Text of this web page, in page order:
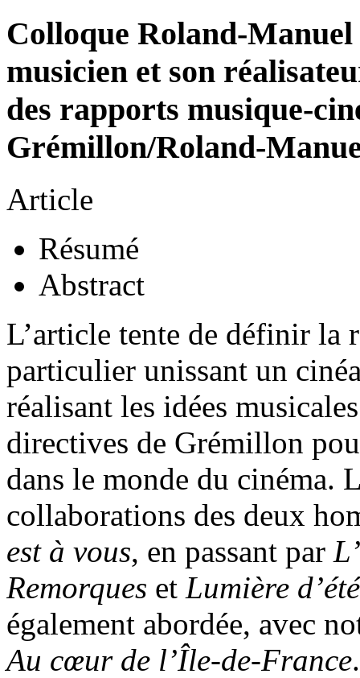
Colloque Roland-Manuel
musicien et son
des rapports musique-
Grémillon/Roland-
Article
Résumé
Abstract
L’article tente de définir la
particulier unissant un
réalisant les idées
directives de Grémillon
dans le monde du cinéma.
collaborations des deux
est à vous, en passant par
Remorques et Lumière d’été
également abordée, avec
Au cœur de l’Île-de-France.